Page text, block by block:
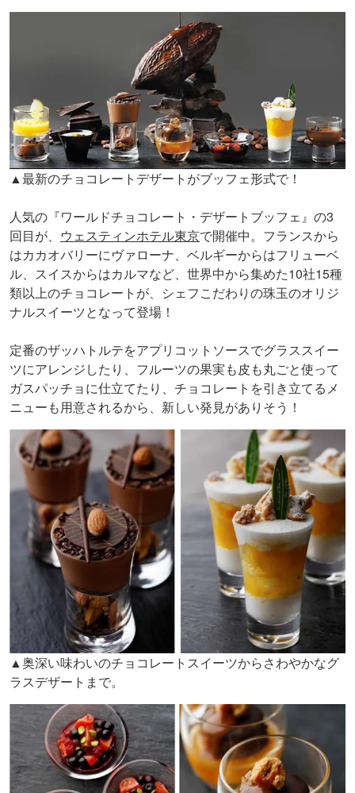
▲最新のチョコレートデザートがブッフェ形式で！
人気の『ワールドチョコレート・デザートブッフェ』の3
回目が、 ウェスティンホテル東京で開催中。フランスから
はカカオバリーにヴァローナ、ベルギーからはフリューベ
ル、スイスからはカルマなど、世界中から集めた10社15種
類以上のチョコレートが、シェフこだわりの珠玉のオリジ
ナルスイーツとなって登場！
定番のザッハトルテをアプリコットソースでグラススイー
ツにアレンジしたり、フルーツの果実も皮も丸ごと使って
ガスパッチョに仕立てたり、チョコレートを引き立てるメ
ニューも用意されるから、新しい発見がありそう！
▲奥深い味わいのチョコレートスイーツからさわやかなグ
ラスデザートまで。